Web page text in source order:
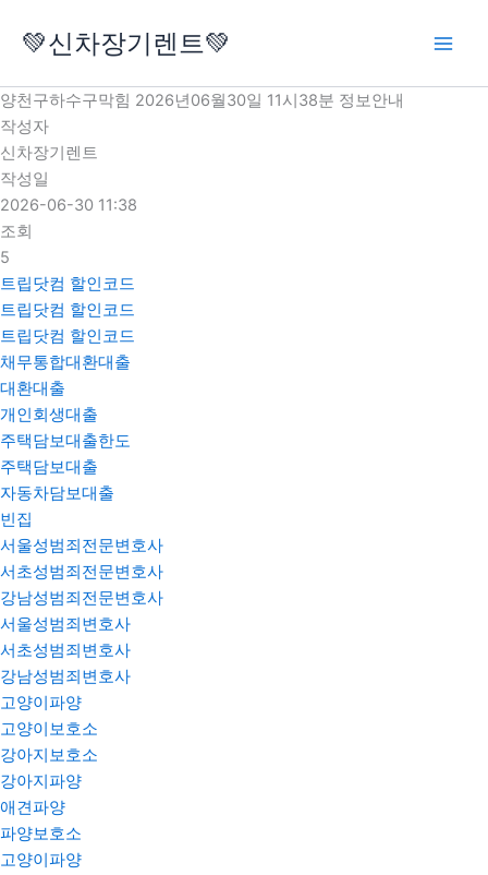
로
건
너
뛰
기
💚신차장기렌트💚
양천구하수구막힘 2026년06월30일 11시38분 정보안내
작성자
신차장기렌트
작성일
2026-06-30 11:38
조회
5
트립닷컴 할인코드
트립닷컴 할인코드
트립닷컴 할인코드
채무통합대환대출
대환대출
개인회생대출
주택담보대출한도
주택담보대출
자동차담보대출
빈집
서울성범죄전문변호사
서초성범죄전문변호사
강남성범죄전문변호사
서울성범죄변호사
서초성범죄변호사
강남성범죄변호사
고양이파양
고양이보호소
강아지보호소
강아지파양
애견파양
파양보호소
고양이파양